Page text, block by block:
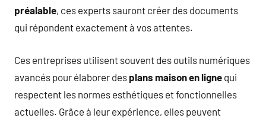
préalable, ces experts sauront créer des documents
qui répondent exactement à vos attentes.
Ces entreprises utilisent souvent des outils numériques
avancés pour élaborer des plans maison en ligne qui
respectent les normes esthétiques et fonctionnelles
actuelles. Grâce à leur expérience, elles peuvent